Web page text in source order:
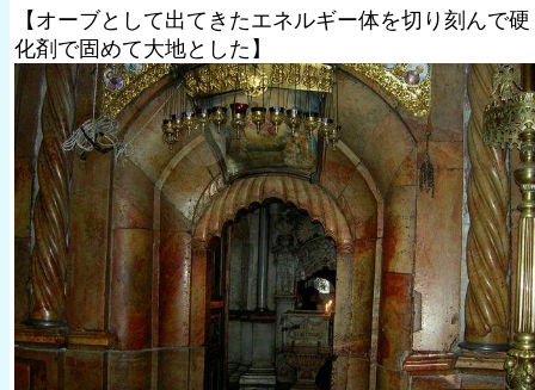
【オーブとして出てきたエネルギー体を切り刻んで硬
化剤で固めて大地とした】